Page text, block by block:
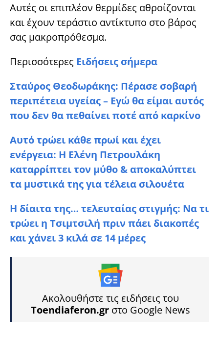
Αυτές οι επιπλέον θερμίδες αθροίζονται
και έχουν τεράστιο αντίκτυπο στο βάρος
σας μακροπρόθεσμα.
Περισσότερες Ειδήσεις σήμερα
Σταύρος Θεοδωράκης: Πέρασε σοβαρή
περιπέτεια υγείας – Εγώ θα είμαι αυτός
που δεν θα πεθαίνει ποτέ από καρκίνο
Αυτό τρώει κάθε πρωί και έχει
ενέργεια: Η Ελένη Πετρουλάκη
καταρρίπτει τον μύθο & αποκαλύπτει
τα μυστικά της για τέλεια σιλουέτα
Η δίαιτα της… τελευταίας στιγμής: Να τι
τρώει η Τσιμτσιλή πριν πάει διακοπές
και χάνει 3 κιλά σε 14 μέρες
Ακολουθήστε τις ειδήσεις του
Toendiaferon.gr στο Google News